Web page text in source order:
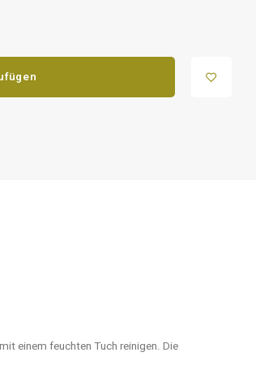
einem feuchten Tuch reinigen. Die